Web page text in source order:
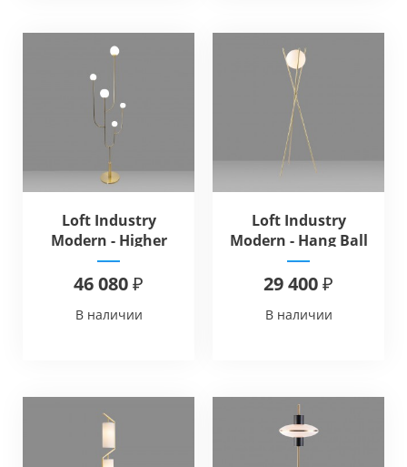
Loft Industry
Modern - Higher
Floor
46 080 ₽
В наличии
Loft Industry
Modern - Hang Ball
Floor
29 400 ₽
В наличии